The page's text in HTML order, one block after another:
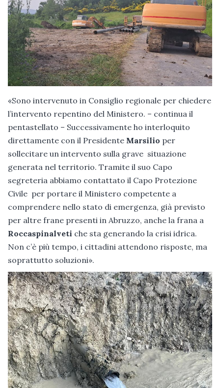
«Sono intervenuto in Consiglio regionale per chiedere
l’intervento repentino del Ministero. – continua il
pentastellato – Successivamente ho interloquito
direttamente con il Presidente Marsilio per
sollecitare un intervento sulla grave situazione
generata nel territorio. Tramite il suo Capo
segreteria abbiamo contattato il Capo Protezione
Civile per portare il Ministero competente a
comprendere nello stato di emergenza, già previsto
per altre frane presenti in Abruzzo, anche la frana a
Roccaspinalveti che sta generando la crisi idrica.
Non c’è più tempo, i cittadini attendono risposte, ma
soprattutto soluzioni».